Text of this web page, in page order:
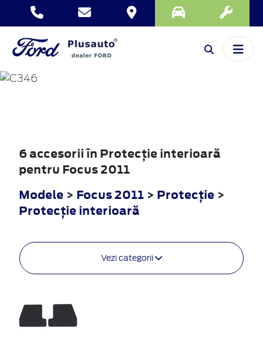
FOCUS
6 accesorii în Protecţie interioară
pentru Focus 2011
Modele > Focus 2011 > Protecţie >
Protecţie interioară
Vezi categorii